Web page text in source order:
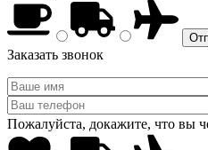
Заказать звонок
Пожалуйста, докажите, что вы